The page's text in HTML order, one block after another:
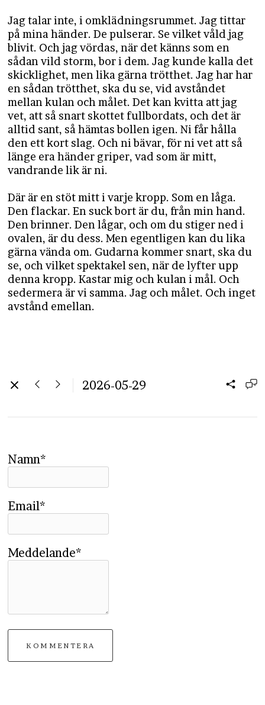
Jag talar inte, i omklädningsrummet. Jag tittar
på mina händer. De pulserar. Se vilket våld jag
blivit. Och jag vördas, när det känns som en
sådan vild storm, bor i dem. Jag kunde kalla det
skicklighet, men lika gärna trötthet. Jag har har
en sådan trötthet, ska du se, vid avståndet
mellan kulan och målet. Det kan kvitta att jag
vet, att så snart skottet fullbordats, och det är
alltid sant, så hämtas bollen igen. Ni får hålla
den ett kort slag. Och ni bävar, för ni vet att så
länge era händer griper, vad som är mitt,
vandrande lik är ni.
Där är en stöt mitt i varje kropp. Som en låga.
Den flackar. En suck bort är du, från min hand.
Den brinner. Den lågar, och om du stiger ned i
ovalen, är du dess. Men egentligen kan du lika
gärna vända om. Gudarna kommer snart, ska du
se, och vilket spektakel sen, när de lyfter upp
denna kropp. Kastar mig och kulan i mål. Och
sedermera är vi samma. Jag och målet. Och inget
avstånd emellan.
2026-05-29
Namn*
Email*
Meddelande*
KOMMENTERA